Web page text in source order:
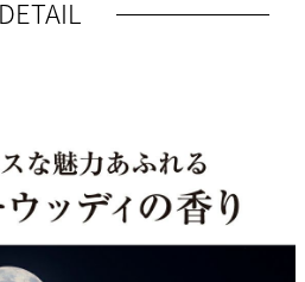
DETAIL